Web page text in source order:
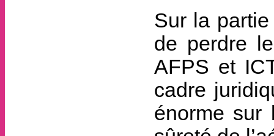
Sur la
de perdre
AFPS et
cadre
énorme sur